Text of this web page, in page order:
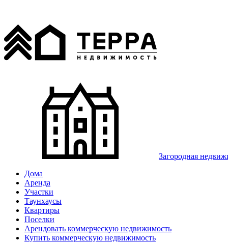
Загородная
Дома
Аренда
Участки
Таунхаусы
Квартиры
Поселки
Арендовать коммерческую недвижимость
Купить коммерческую недвижимость